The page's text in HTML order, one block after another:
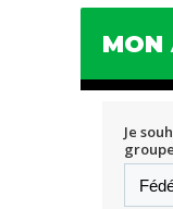
MON
Je